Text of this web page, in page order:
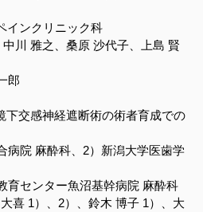
ンクリニック科
雅之、桑原 沙代子、上島 賢
郎
交感神経遮断術の術者育成での
院 麻酔科、2）新潟大学医歯学
センター魚沼基幹病院 麻酔科
1）、2）、鈴木 博子 1）、大